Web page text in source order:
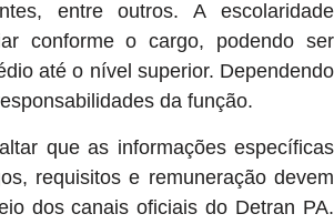
entre outros. A escolaridade
conforme o cargo, podendo ser
até o nível superior. Dependendo
da função.
que as informações específicas
requisitos e remuneração devem
dos canais oficiais do Detran PA.